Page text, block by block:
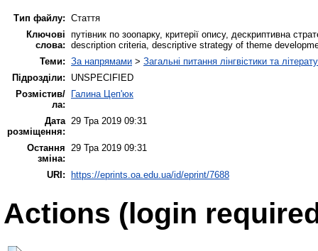
Тип файлу: Стаття
Ключові
слова:
путівник по зоопарку, критерії опису, дескриптивна
description criteria, descriptive strategy of theme
Теми: За напрямами > Загальні питання лінгвістики та
Підрозділи:
UNSPECIFIED
Розмістив/
ла:
Галина Цеп'юк
Дата
розміщення:
29 Тра 2019 09:31
Остання
зміна:
29 Тра 2019 09:31
URI: https://eprints.oa.edu.ua/id/eprint/7688
Actions (login